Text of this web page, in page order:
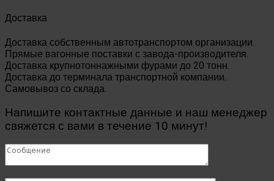
Доставка
Доставка собственным автотранспортом организации.
Прямые вагонные поставки с завода-производителя.
Доставка крупнотоннажными фурами до 20 тонн.
Доставка до терминала транспортной компании.
Самовывоз со склада.
Напишите контактные данные и наш менеджер
свяжется с вами в течение 10 минут!